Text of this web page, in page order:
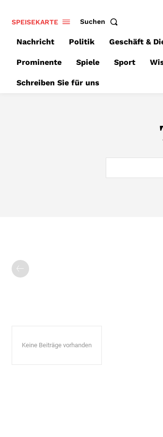
SPEISEKARTE Suchen
Nachricht Politik Geschäft &
Prominente Spiele Sport
Schreiben Sie für uns
Keine Beiträge vorhanden